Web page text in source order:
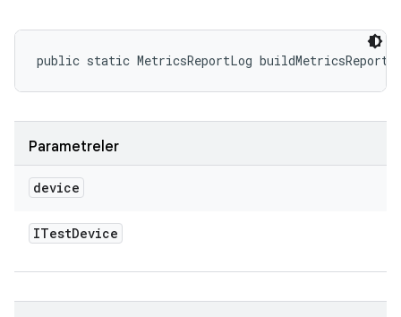
public static MetricsReportLog
Parametreler
device
ITestDevice